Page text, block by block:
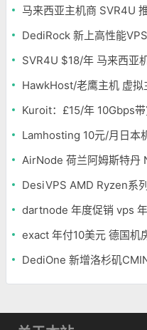
SVR4U $18/年 马来西亚
Kuroit：£15/年 10Gbps
Lamhosting 10元/月日本
dartnode 年度促销 vps
exact 年付10美元 德国机